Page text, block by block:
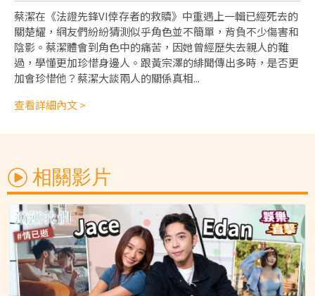
蔡潔在《法證先鋒VI倖存者的救贖》中重遇上一輯已經死去的
關楚耀，網友們紛紛猜測似乎角色並不簡單，背負不少傷害和
陰影。蔡潔體會到角色中的痛苦，因她曾經歷失去親人的難
過，學懂更加珍惜身邊人。跟黃宗澤的緋聞傳出多時，是否更
加會珍惜他？蔡潔大談兩人的關係真相...
查看詳細內文 >
相關影片